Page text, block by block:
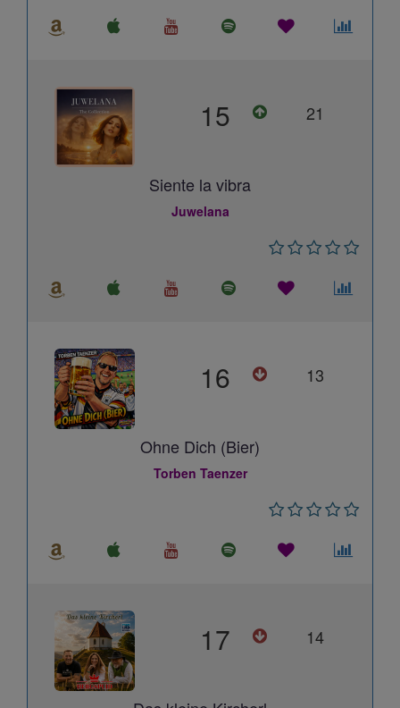
15 21
Siente la vibra
Juwelana
16 13
Ohne Dich (Bier)
Torben Taenzer
17 14